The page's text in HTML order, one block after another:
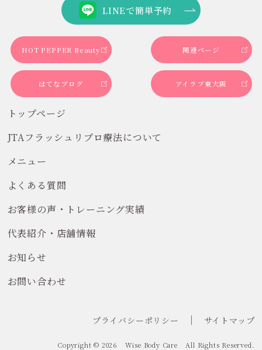
LINEで簡単予約
HOT PEPPER Beauty 関連ページ
はてなブログ アイラブ東大阪
トップページ
JTAフラッシュリプロ療法について
メニュー
よくある質問
お客様の声・トレーニング実績
代表紹介・店舗情報
お知らせ
お問い合わせ
プライバシーポリシー サイトマップ
Copyright © 2026 Wise Body Care All Rights Reserved.